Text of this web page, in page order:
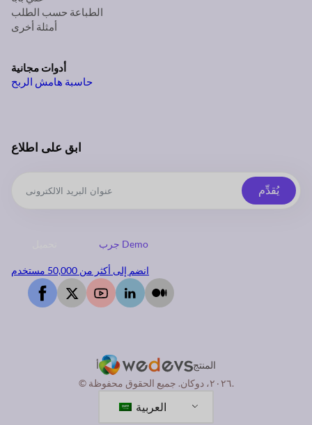
الطباعة حسب الطلب
أمثلة أخرى
أدوات مجانية
حاسبة هامش الربح
ابق على اطلاع
يُقدِّم
جرب Demo
انضم إلى أكثر من 50,000 مستخدم
أ
المنتج
© ٢٠٢٦، دوكان. جميع الحقوق محفوظة.
العربية